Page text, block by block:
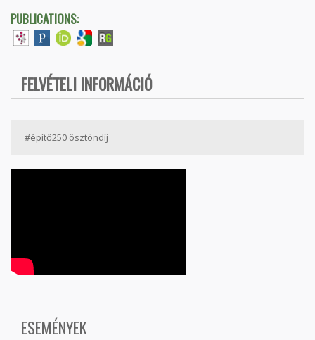
PUBLICATIONS:
FELVÉTELI INFORMÁCIÓ
#építő250 ösztöndíj
ESEMÉNYEK